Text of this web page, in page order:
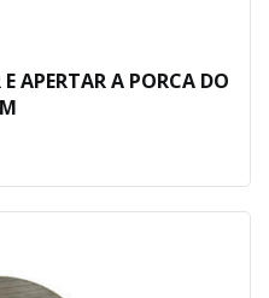
APERTAR A PORCA DO